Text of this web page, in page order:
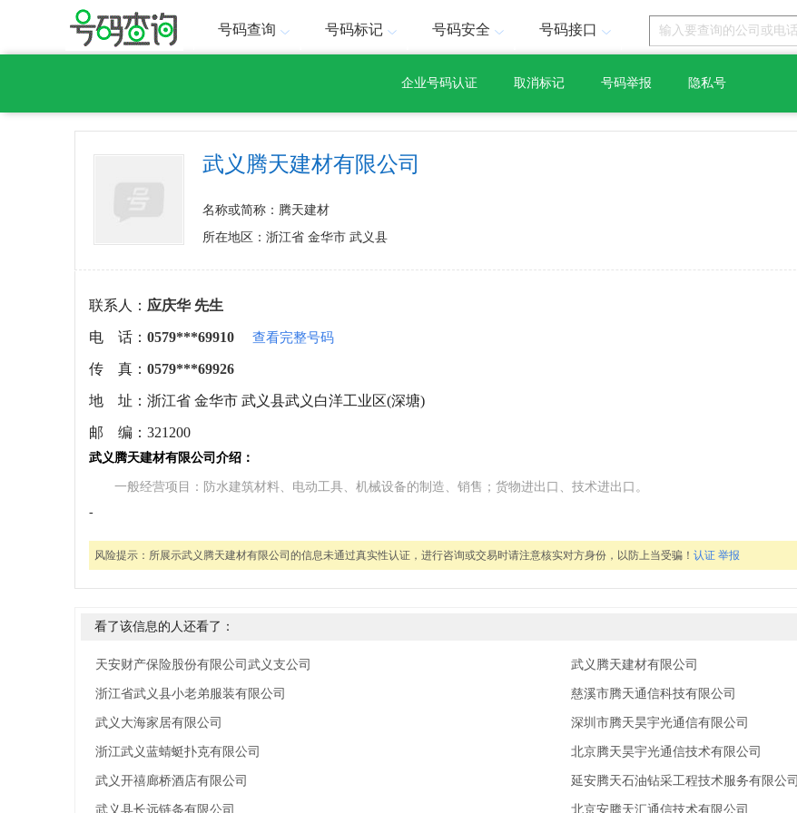
号码查询 号码标记 号码安全 号码接口
企业号码认证 取消标记 号码举报 隐私号
武义腾天建材有限公司
名称或简称：腾天建材
所在地区：浙江省 金华市 武义县
联系人： 应庆华 先生
电 话： 0579***69910 查看完整号码
传 真： 0579***69926
地 址： 浙江省 金华市 武义县武义白洋工业区(深塘)
邮 编： 321200
武义腾天建材有限公司介绍：
一般经营项目：防水建筑材料、电动工具、机械设备的制造、销售；货物进出口、技术进出口。
-
风险提示： 所展示武义腾天建材有限公司的信息未通过真实性认证，进行咨询或交易时请注意核实对方身份，以防上当受骗！ 认证 举报
看了该信息的人还看了：
天安财产保险股份有限公司武义支公司
浙江省武义县小老弟服装有限公司
武义大海家居有限公司
浙江武义蓝蜻蜓扑克有限公司
武义开禧廊桥酒店有限公司
武义县长远链条有限公司
武义腾天建材有限公司
慈溪市腾天通信科技有限公司
深圳市腾天昊宇光通信有限公司
北京腾天昊宇光通信技术有限公司
延安腾天石油钻采工程技术服务有限公司
北京安腾天汇通信技术有限公司